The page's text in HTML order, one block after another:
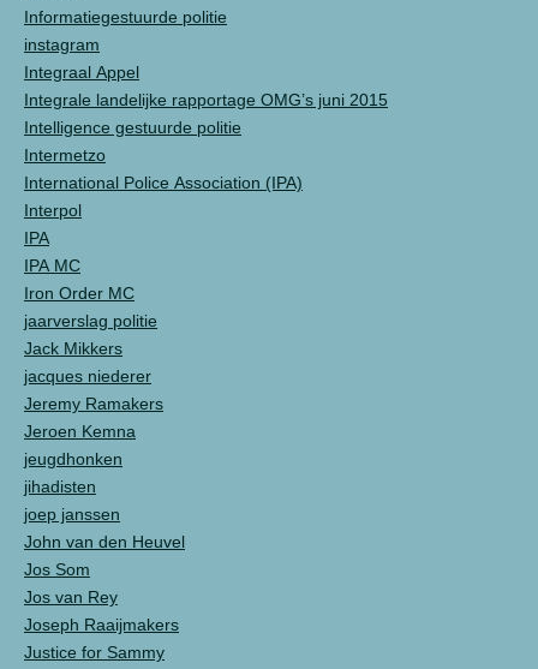
Informatiegestuurde politie
instagram
Integraal Appel
Integrale landelijke rapportage OMG’s juni 2015
Intelligence gestuurde politie
Intermetzo
International Police Association (IPA)
Interpol
IPA
IPA MC
Iron Order MC
jaarverslag politie
Jack Mikkers
jacques niederer
Jeremy Ramakers
Jeroen Kemna
jeugdhonken
jihadisten
joep janssen
John van den Heuvel
Jos Som
Jos van Rey
Joseph Raaijmakers
Justice for Sammy